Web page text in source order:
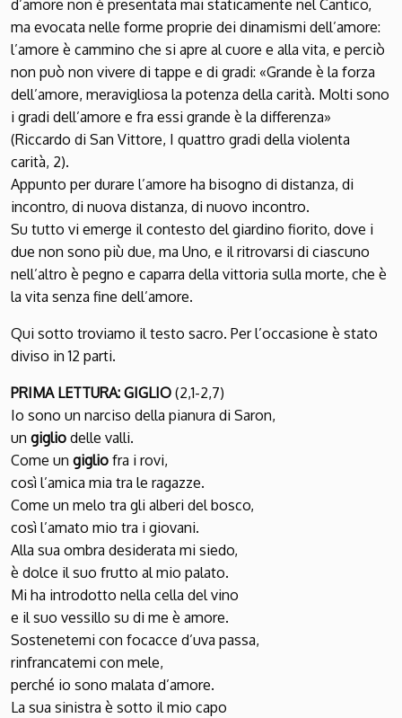
d’amore non è presentata mai staticamente nel Cantico,
ma evocata nelle forme proprie dei dinamismi dell’amore:
l’amore è cammino che si apre al cuore e alla vita, e perciò
non può non vivere di tappe e di gradi: «Grande è la forza
dell’amore, meravigliosa la potenza della carità. Molti sono
i gradi dell’amore e fra essi grande è la differenza»
(Riccardo di San Vittore, I quattro gradi della violenta
carità, 2).
Appunto per durare l’amore ha bisogno di distanza, di
incontro, di nuova distanza, di nuovo incontro.
Su tutto vi emerge il contesto del giardino fiorito, dove i
due non sono più due, ma Uno, e il ritrovarsi di ciascuno
nell’altro è pegno e caparra della vittoria sulla morte, che è
la vita senza fine dell’amore.
Qui sotto troviamo il testo sacro. Per l’occasione è stato
diviso in 12 parti.
PRIMA LETTURA: GIGLIO (2,1-2,7)
Io sono un narciso della pianura di Saron,
un giglio delle valli.
Come un giglio fra i rovi,
così l’amica mia tra le ragazze.
Come un melo tra gli alberi del bosco,
così l’amato mio tra i giovani.
Alla sua ombra desiderata mi siedo,
è dolce il suo frutto al mio palato.
Mi ha introdotto nella cella del vino
e il suo vessillo su di me è amore.
Sostenetemi con focacce d’uva passa,
rinfrancatemi con mele,
perché io sono malata d’amore.
La sua sinistra è sotto il mio capo